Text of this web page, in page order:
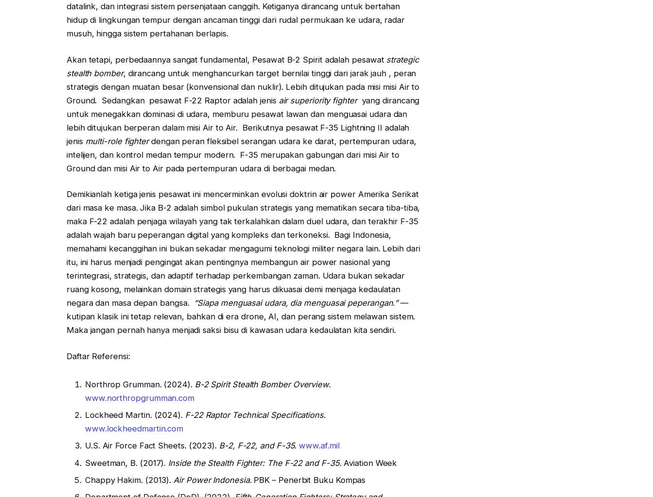
datalink, dan integrasi sistem persenjataan canggih. Ketiganya dirancang untuk bertahan
hidup di lingkungan tempur dengan ancaman tinggi dari rudal permukaan ke udara, radar
musuh, hingga sistem pertahanan berlapis.
Akan tetapi, perbedaannya sangat fundamental, Pesawat B-2 Spirit adalah pesawat strategic
stealth bomber, dirancang untuk menghancurkan target bernilai tinggi dari jarak jauh , peran
strategis dengan muatan besar (konvensional dan nuklir). Lebih ditujukan pada misi misi Air to
Ground. Sedangkan pesawat F-22 Raptor adalah jenis air superiority fighteryang dirancang
untuk menegakkan dominasi di udara, memburu pesawat lawan dan menguasai udara dan
lebih ditujukan berperan dalam misi Air to Air. Berikutnya pesawat F-35 Lightning II adalah
jenis multi-role fighterdengan peran fleksibel serangan udara ke darat, pertempuran udara,
intelijen, dan kontrol medan tempur modern. F-35 merupakan gabungan dari misi Air to
Ground dan misi Air to Air pada pertempuran udara di berbagai medan.
Demikianlah ketiga jenis pesawat ini mencerminkan evolusi doktrin air power Amerika Serikat
dari masa ke masa. Jika B-2 adalah simbol pukulan strategis yang mematikan secara tiba-tiba,
maka F-22 adalah penjaga wilayah yang tak terkalahkan dalam duel udara, dan terakhir F-35
adalah wajah baru peperangan digital yang kompleks dan terkoneksi. Bagi Indonesia,
memahami kecanggihan ini bukan sekadar mengagumi teknologi militer negara lain. Lebih dari
itu, ini harus menjadi pengingat akan pentingnya membangun air power nasional yang
terintegrasi, strategis, dan adaptif terhadap perkembangan zaman. Udara bukan sekadar
ruang kosong, melainkan domain strategis yang harus dikuasai demi menjaga kedaulatan
negara dan masa depan bangsa.
“Siapa menguasai udara, dia menguasai peperangan.”—
kutipan klasik ini tetap relevan, bahkan di era drone, AI, dan perang sistem melawan sistem.
Maka jangan pernah hanya menjadi saksi bisu di kawasan udara kedaulatan kita sendiri.
Daftar Referensi:
Northrop Grumman. (2024). B-2 Spirit Stealth Bomber Overview.
www.northropgrumman.com
Lockheed Martin. (2024). F-22 Raptor Technical Specifications.
www.lockheedmartin.com
U.S. Air Force Fact Sheets. (2023). B-2, F-22, and F-35.www.af.mil
Sweetman, B. (2017). Inside the Stealth Fighter: The F-22 and F-35. Aviation Week
Chappy Hakim. (2013).Air Power Indonesia. PBK – Penerbit Buku Kompas